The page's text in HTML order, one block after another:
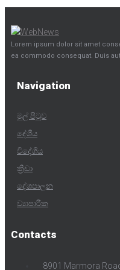
Lorem ipsum dolor sit amet
ea commodo consequat. Duis
Navigation
මුල් පිටුව
දේශීය
විදේශීය
ක්‍රීඩා
දේශපාලන
ව්‍යාපාරික
Contacts
8901 Marmora